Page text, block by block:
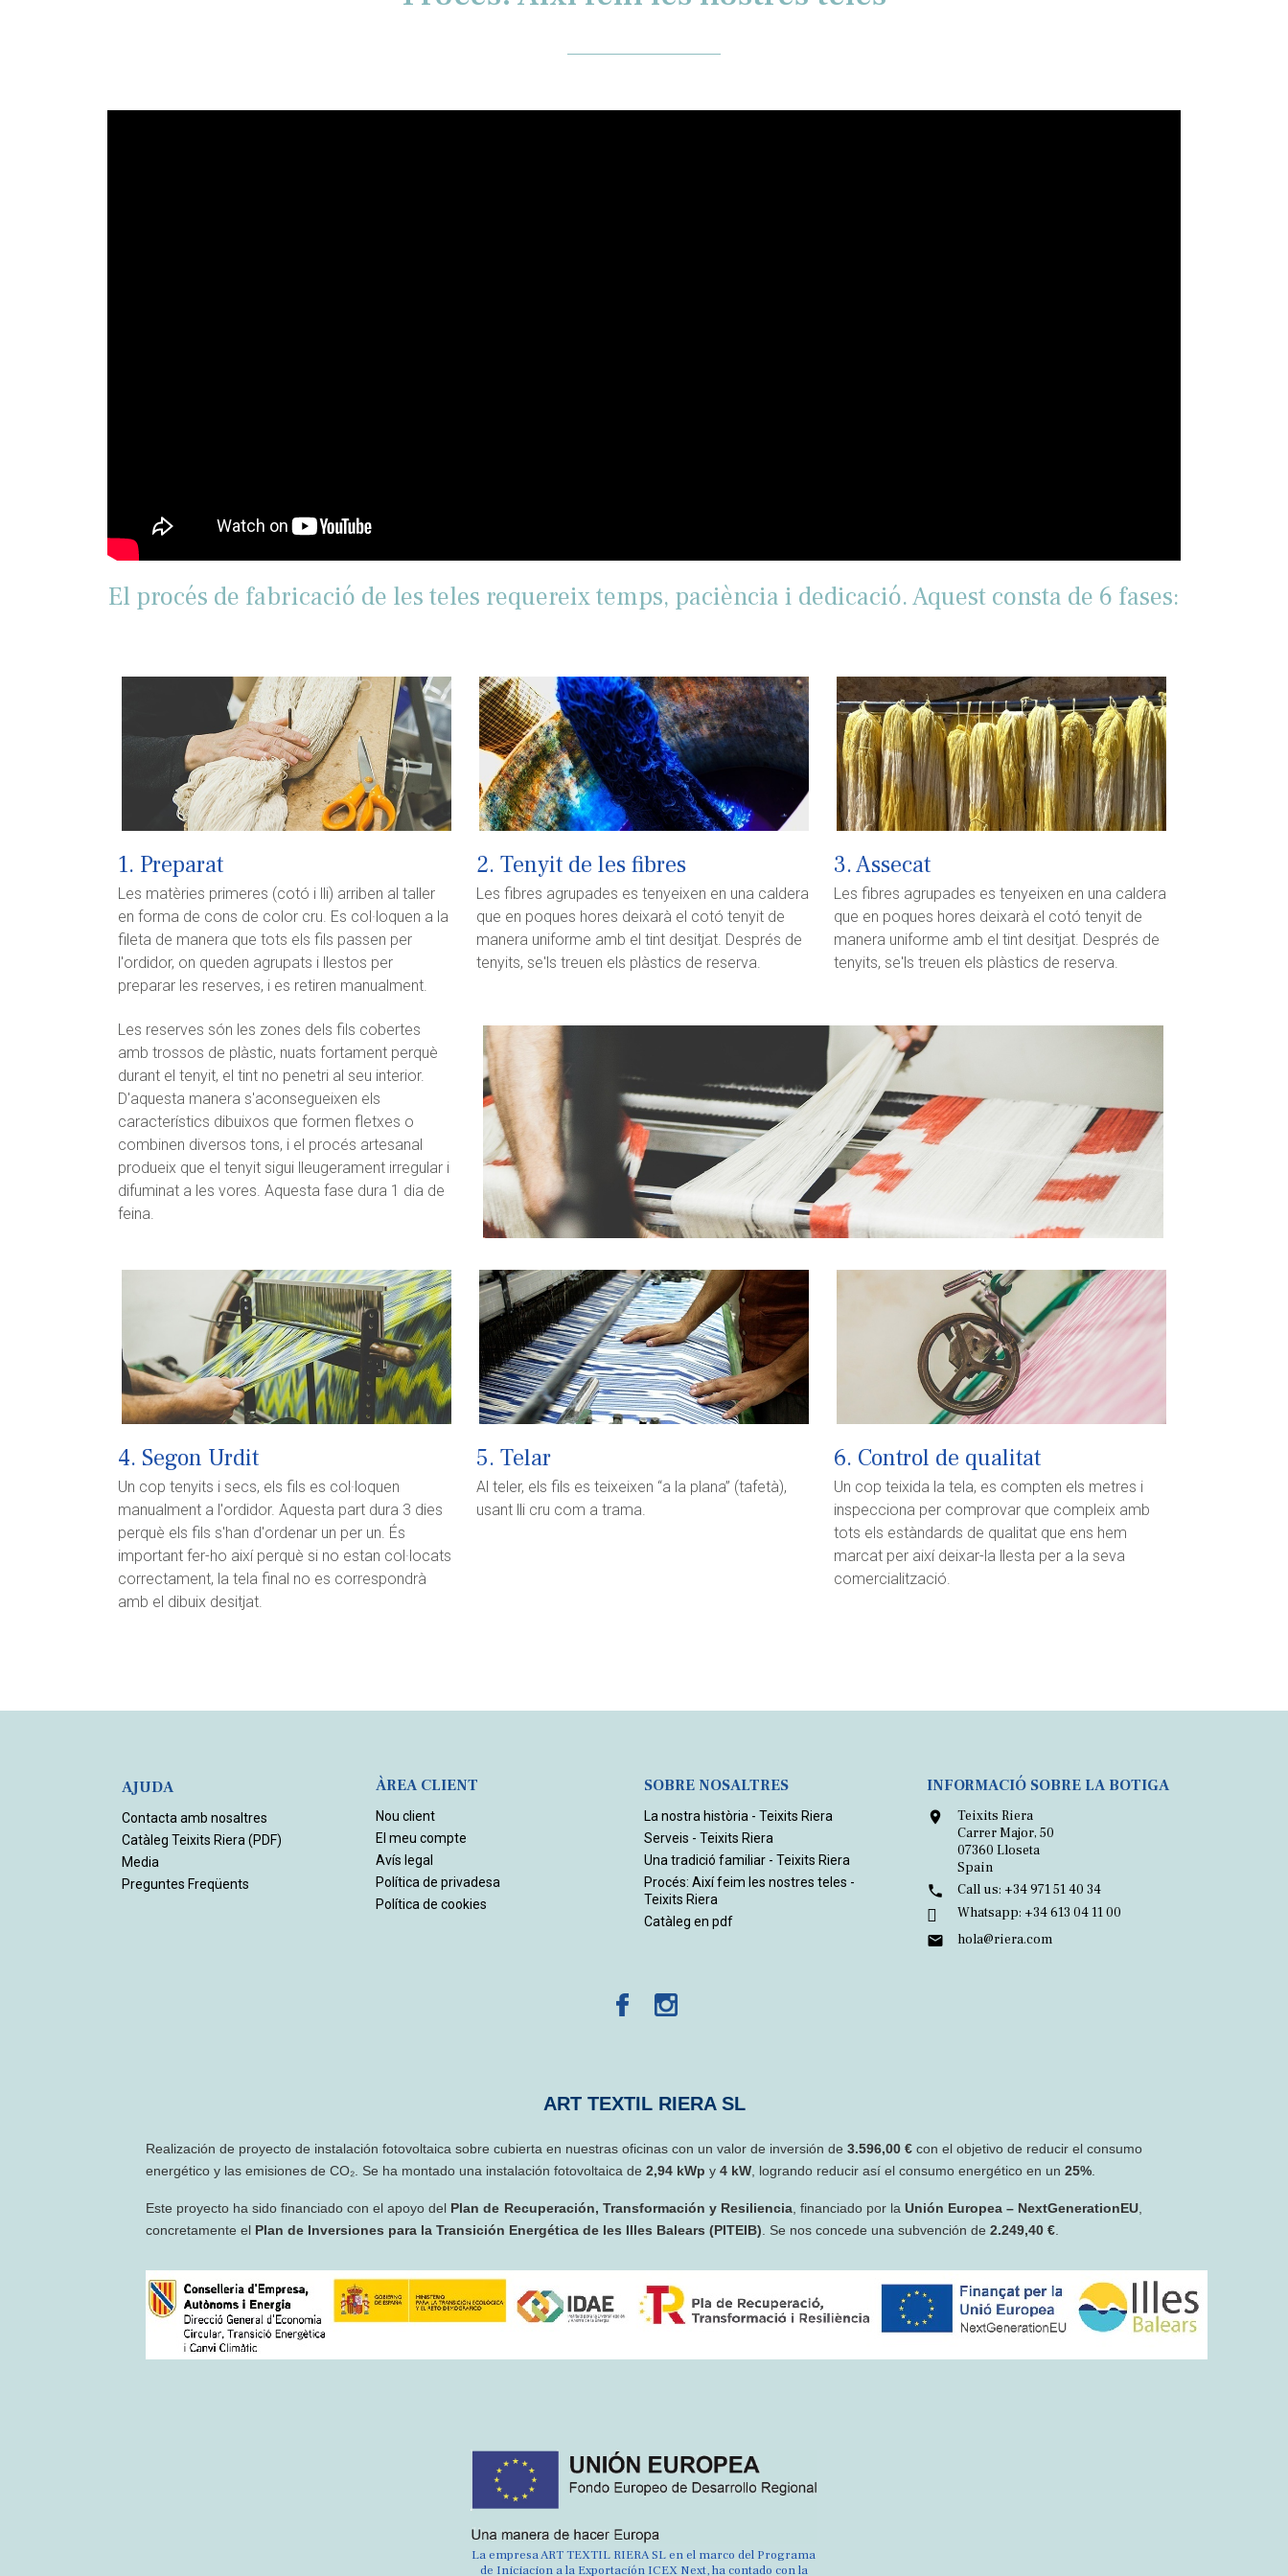
El procés de fabricació de les teles requereix temps, paciència i dedicació. Aquest consta de 6 fases:
1. Preparat
Les matèries primeres (cotó i lli) arriben al taller
en forma de cons de color cru. Es col·loquen a la
fileta de manera que tots els fils passen per
l'ordidor, on queden agrupats i llestos per
preparar les reserves, i es retiren manualment.
2. Tenyit de les fibres
Les fibres agrupades es tenyeixen en una caldera
que en poques hores deixarà el cotó tenyit de
manera uniforme amb el tint desitjat. Després de
tenyits, se'ls treuen els plàstics de reserva.
3. Assecat
Les fibres agrupades es tenyeixen en una caldera
que en poques hores deixarà el cotó tenyit de
manera uniforme amb el tint desitjat. Després de
tenyits, se'ls treuen els plàstics de reserva.
Les reserves són les zones dels fils cobertes
amb trossos de plàstic, nuats fortament perquè
durant el tenyit, el tint no penetri al seu interior.
D'aquesta manera s'aconsegueixen els
característics dibuixos que formen fletxes o
combinen diversos tons, i el procés artesanal
produeix que el tenyit sigui lleugerament irregular i
difuminat a les vores. Aquesta fase dura 1 dia de
feina.
4. Segon Urdit
Un cop tenyits i secs, els fils es col·loquen
manualment a l'ordidor. Aquesta part dura 3 dies
perquè els fils s'han d'ordenar un per un. És
important fer-ho així perquè si no estan col·locats
correctament, la tela final no es correspondrà
amb el dibuix desitjat.
5. Telar
Al teler, els fils es teixeixen “a la plana” (tafetà),
usant lli cru com a trama.
6. Control de qualitat
Un cop teixida la tela, es compten els metres i
inspecciona per comprovar que compleix amb
tots els estàndards de qualitat que ens hem
marcat per així deixar-la llesta per a la seva
comercialització.
AJUDA
Contacta amb nosaltres
Catàleg Teixits Riera (PDF)
Media
Preguntes Freqüents
ÀREA CLIENT
Nou client
El meu compte
Avís legal
Política de privadesa
Política de cookies
SOBRE NOSALTRES
La nostra història - Teixits Riera
Serveis - Teixits Riera
Una tradició familiar - Teixits Riera
Procés: Així feim les nostres teles -
Teixits Riera
Catàleg en pdf
INFORMACIÓ SOBRE LA BOTIGA

Teixits Riera
Carrer Major, 50
07360 Lloseta
Spain

Call us: +34 971 51 40 34

Whatsapp: +34 613 04 11 00

hola@riera.com
ART TEXTIL RIERA SL
Realización de proyecto de instalación fotovoltaica sobre cubierta en nuestras oficinas con un valor de inversión de 3.596,00 € con el objetivo de reducir el consumo
energético y las emisiones de CO₂. Se ha montado una instalación fotovoltaica de 2,94 kWp y 4 kW , logrando reducir así el consumo energético en un 25%
Este proyecto ha sido financiado con el apoyo del Plan de Recuperación, Transformación y Resiliencia, financiado por la Unión Europea – NextGenerationEU
concretamente el Plan de Inversiones para la Transición Energética de les Illes Balears (PITEIB) . Se nos concede una subvención de 2.249,40 €
La empresa ART TEXTIL RIERA SL en el marco del Programa
de Iniciacion a la Exportación ICEX Next, ha contado con la